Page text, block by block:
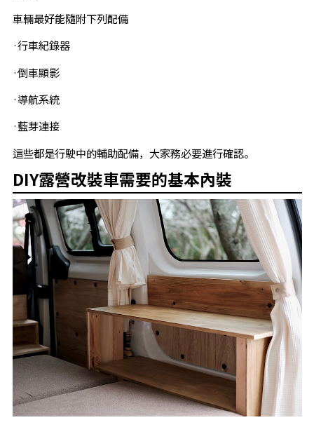
車輛最好能隨附下列配備
·行車紀錄器
·倒車顯影
·導航系統
·藍芽連接
這些都是行駛中的輔助配備，大家務必要進行確認。
DIY露營改裝車需要的基本內裝